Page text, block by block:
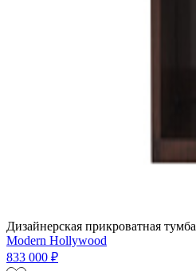
Дизайнерская прикроватная тумба
Modern Hollywood
833 000 ₽